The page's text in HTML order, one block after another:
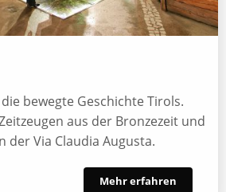
bewegte Geschichte Tirols.
aus der Bronzezeit und
der Via Claudia Augusta.
Mehr erfahren